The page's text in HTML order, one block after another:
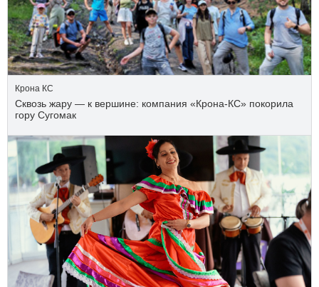
Крона КС
Сквозь жару — к вершине: компания «Крона‑КС» покорила
гору Сугомак